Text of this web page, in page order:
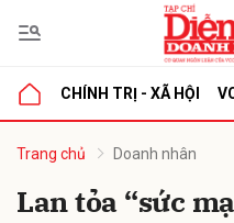
CHÍNH TRỊ - XÃ HỘI
Trang chủ Doanh nhân
Lan tỏa “sức
luận